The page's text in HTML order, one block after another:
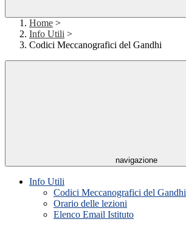
Home >
Info Utili >
Codici Meccanografici del Gandhi
navigazione
Info Utili
Codici Meccanografici del Gandhi
Orario delle lezioni
Elenco Email Istituto